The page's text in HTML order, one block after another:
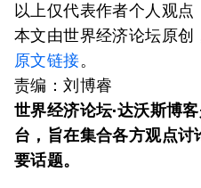
以上仅代表作者个人观点
本文由世界经济论坛原创
原文链接。
责编：刘博睿
世界经济论坛·达沃斯博
台，旨在集合各方观点
要话题。